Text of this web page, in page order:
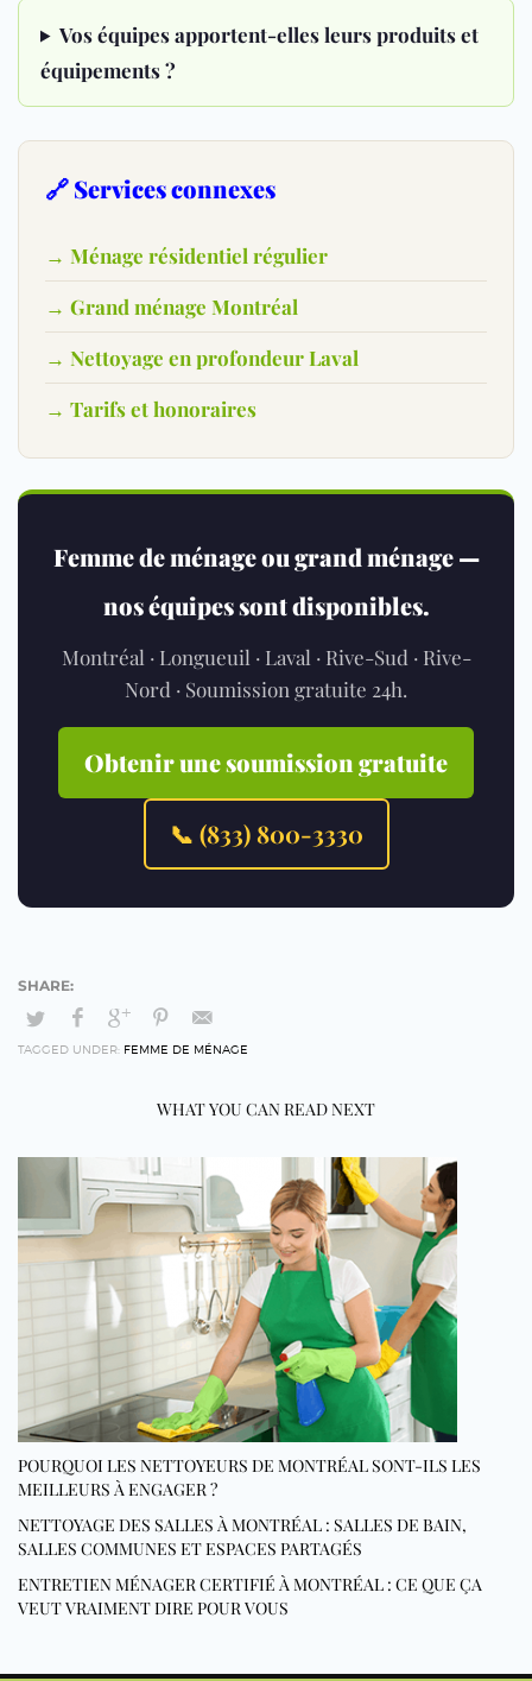
Vos équipes apportent-elles leurs produits et
équipements ?
🔗 Services connexes
→ Ménage résidentiel régulier
→ Grand ménage Montréal
→ Nettoyage en profondeur Laval
→ Tarifs et honoraires
Femme de ménage ou grand ménage —
nos équipes sont disponibles.
Montréal · Longueuil · Laval · Rive-Sud · Rive-
Nord · Soumission gratuite 24h.
Obtenir une soumission gratuite
📞 (833) 800-3330
TAGGED UNDER: FEMME DE MÉNAGE
WHAT YOU CAN READ NEXT
POURQUOI LES NETTOYEURS DE MONTRÉAL SONT-ILS LES
MEILLEURS À ENGAGER ?
NETTOYAGE DES SALLES À MONTRÉAL : SALLES DE BAIN,
SALLES COMMUNES ET ESPACES PARTAGÉS
ENTRETIEN MÉNAGER CERTIFIÉ À MONTRÉAL : CE QUE ÇA
VEUT VRAIMENT DIRE POUR VOUS